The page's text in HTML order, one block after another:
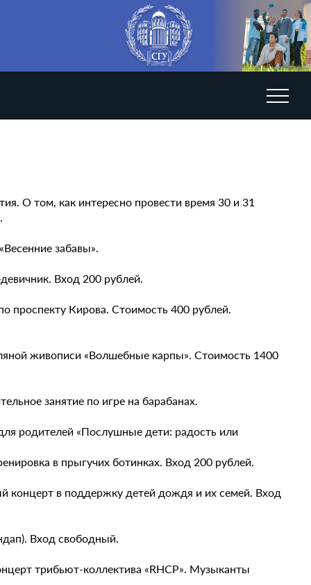
О том, как интересно провести время 30 и 31
забавы».
Вход 200 рублей.
проспекту Кирова. Стоимость 400 рублей.
живописи «Волшебные карпы». Стоимость 1400
занятие по игре на барабанах.
родителей «Послушные дети: радость или
в прыгучих ботинках. Вход 200 рублей.
концерт в поддержку детей дождя и их семей. Вход
Вход свободный.
трибьют-коллектива «RHCP». Музыканты